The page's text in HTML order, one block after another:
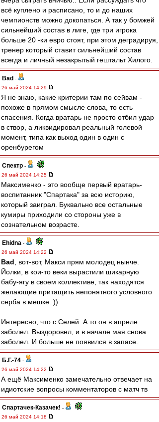
всё куплено и расписано, то и до наших
чемпионств можно докопаться. А так у бомжей
сильнейший состав в лиге, где три игрока
больше 20 -ки евро стоят, при этом деградируя,
тренер который ставит сильнейший состав
всегда и личный незакрытый гештальт Хилого.
Bad -
26 май 2024 14:29
Я не знаю, какие критерии там по сейвам -
похоже в прямом смысле слова, то есть
спасения. Когда вратарь не просто отбил удар
в створ, а ликвидировал реальный голевой
момент, типа как выход один в один с
оренбурегом
Спектр -
26 май 2024 14:25
Максименко - это вообще первый вратарь-
воспитанник "Спартака" за всю историю,
который заиграл. Буквально все остальные
кумиры приходили со стороны уже в
сознательном возрасте.
Ehidna -
26 май 2024 14:22
Bad , вот-вот, Макси прям молодец нынче.
Йолки, в кои-то веки вырастили шикарную
бабу-ягу в своем коллективе, так находятся
желающие притащить непонятного условного
серба в мешке. ))
Интересно, что с Селей. А то он в апреле
заболел. Выздоровел, и в начале мая снова
заболел. И больше не появился в запасе.
Б.Г.-74 -
26 май 2024 14:22
А ещё Максименко замечательно отвечает на
идиотские вопросы комментаторов с матч тв
Спартачек-Казачек! -
26 май 2024 14:18